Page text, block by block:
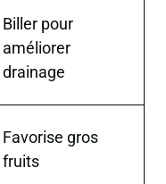
Biller pour
améliorer
drainage
Favorise gros
fruits